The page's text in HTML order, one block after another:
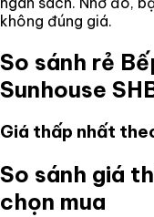
không đúng giá.
So sánh rẻ
Sunhouse
Giá thấp nhất
So sánh giá
chọn mua